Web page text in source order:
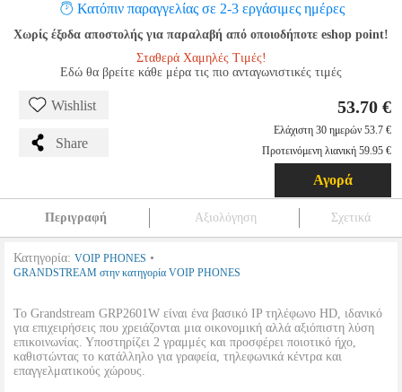
Κατόπιν παραγγελίας σε 2-3 εργάσιμες ημέρες
Χωρίς έξοδα αποστολής για παραλαβή από οποιοδήποτε eshop point!
Σταθερά Χαμηλές Τιμές!
Εδώ θα βρείτε κάθε μέρα τις πιο ανταγωνιστικές τιμές
Wishlist
Share
53.70 €
Ελάχιστη 30 ημερών 53.7 €
Προτεινόμενη λιανική 59.95 €
Αγορά
Περιγραφή Αξιολόγηση Σχετικά
Κατηγορία: VOIP PHONES •
GRANDSTREAM στην κατηγορία VOIP PHONES
Το Grandstream GRP2601W είναι ένα βασικό IP τηλέφωνο HD, ιδανικό
για επιχειρήσεις που χρειάζονται μια οικονομική αλλά αξιόπιστη λύση
επικοινωνίας. Υποστηρίζει 2 γραμμές και προσφέρει ποιοτικό ήχο,
καθιστώντας το κατάλληλο για γραφεία, τηλεφωνικά κέντρα και
επαγγελματικούς χώρους.